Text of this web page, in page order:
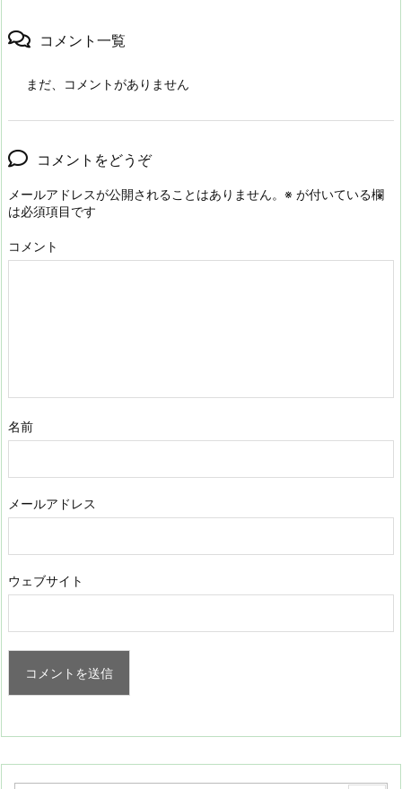
コメント一覧
まだ、コメントがありません
コメントをどうぞ
メールアドレスが公開されることはありません。 ※ が付いている欄
は必須項目です
コメント
名前
メールアドレス
ウェブサイト